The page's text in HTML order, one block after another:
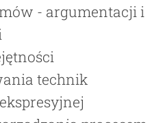
- argumentacji i
technik